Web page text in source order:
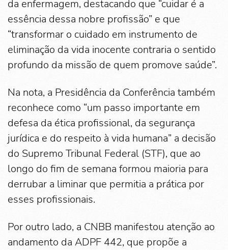
da enfermagem, destacando que “cuidar é a
essência dessa nobre profissão” e que
“transformar o cuidado em instrumento de
eliminação da vida inocente contraria o sentido
profundo da missão de quem promove saúde”.
Na nota, a Presidência da Conferência também
reconhece como “um passo importante em
defesa da ética profissional, da segurança
jurídica e do respeito à vida humana” a decisão
do Supremo Tribunal Federal (STF), que ao
longo do fim de semana formou maioria para
derrubar a liminar que permitia a prática por
esses profissionais.
Por outro lado, a CNBB manifestou atenção ao
andamento da ADPF 442, que propõe a